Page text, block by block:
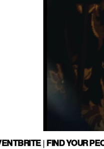
| FIND YOUR